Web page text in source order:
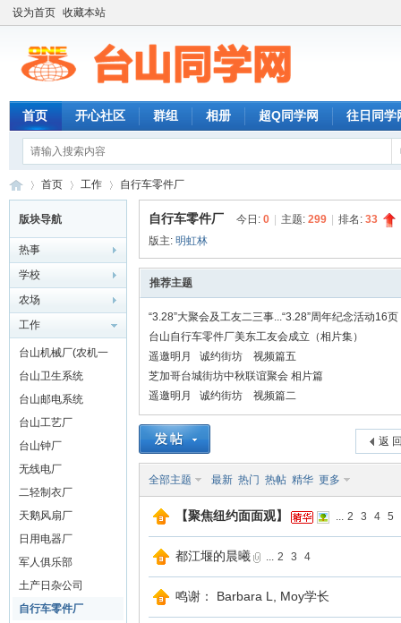
设为首页 收藏本站
首页 开心社区 群组 相册 超Q同学网 往日同学
台 »
首页
›
工作
›
自行车零件厂
版块导航
热事
学校
农场
工作
台山机械厂(农机一
厂)
台山卫生系统
台山邮电系统
台山工艺厂
台山钟厂
无线电厂
二轻制衣厂
天鹅风扇厂
日用电器厂
军人俱乐部
土产日杂公司
自行车零件厂
自行车零件厂 今日: 0 主题: 299 排名: 33
版主: 明虹林
推荐主题
“3.28”大聚会及工友二三事...“3.28”周年纪念活动16页
台山自行车零件厂美东工友会成立（相片集）
遥邀明月 诚约街坊 视频篇五
芝加哥台城街坊中秋联谊聚会 相片篇
遥邀明月 诚约街坊 视频篇二
返
全部主题 最新 热门 热帖 精华 更多
【聚焦纽约面面观】 ... 2 3 4 5
都江堰的晨曦 ... 2 3 4
鸣谢： Barbara L, Moy学长